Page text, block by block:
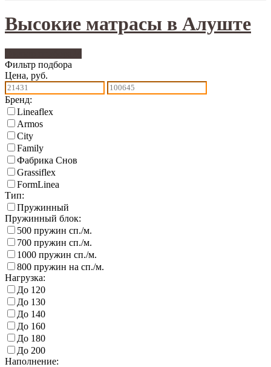
Высокие матрасы в Алуште
Фильтр подбора
Цена, руб.
Бренд:
Lineaflex
Armos
City
Family
Фабрика Снов
Grassiflex
FormLinea
Тип:
Пружинный
Пружинный блок:
500 пружин сп./м.
700 пружин сп./м.
1000 пружин сп./м.
800 пружин на сп./м.
Нагрузка:
До 120
До 130
До 140
До 160
До 180
До 200
Наполнение: